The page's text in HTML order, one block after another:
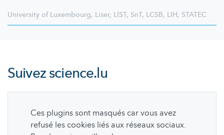
University of Luxembourg, Liser, LIST, SnT, LCSB, LIH, STATEC
Suivezscience.lu
Ces plugins sont masqués car vous avez
refusé les cookies liés aux réseaux sociaux.